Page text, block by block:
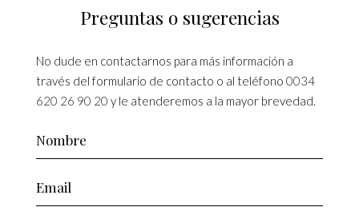
Preguntas o sugerencias
No dude en contactarnos para más información a
través del formulario de contacto o al teléfono 0034
620 26 90 20 y le atenderemos a la mayor brevedad.